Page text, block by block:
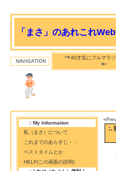
「まさ」のあれこれ
NAVIGATION
40才迄にフルマラ
:: My Informaiton
私（まさ）について
これまでのあらすじ・・
ベストタイムとか
HELP(この画面の説明)
«Prev
:.